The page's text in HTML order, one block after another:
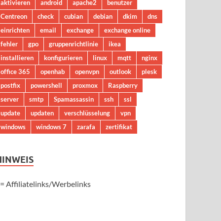
aktivieren android apache2
benutzer
Centreon
check cubian debian dkim
dns
einrichten
email exchange
exchange online
fehler
gpo gruppenrichtlinie
ikea
installieren
konfigurieren linux mqtt
nginx
office 365
openhab openvpn outlook
plesk
postfix
powershell proxmox
Raspberry
server
smtp Spamassassin ssh
ssl
update
updaten verschlüsselung
vpn
windows
windows 7 zarafa zertifikat
Affiliatelinks/Werbelinks